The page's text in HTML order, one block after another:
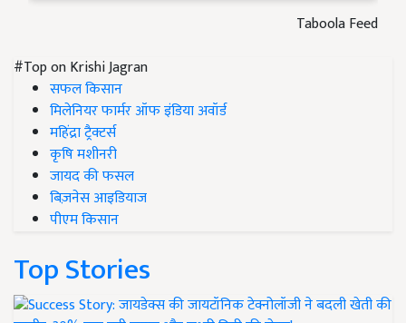
Taboola Feed
#Top on Krishi Jagran
सफल किसान
मिलेनियर फार्मर ऑफ इंडिया अवॉर्ड
महिंद्रा ट्रैक्टर्स
कृषि मशीनरी
जायद की फसल
बिज़नेस आइडियाज
पीएम किसान
Top Stories